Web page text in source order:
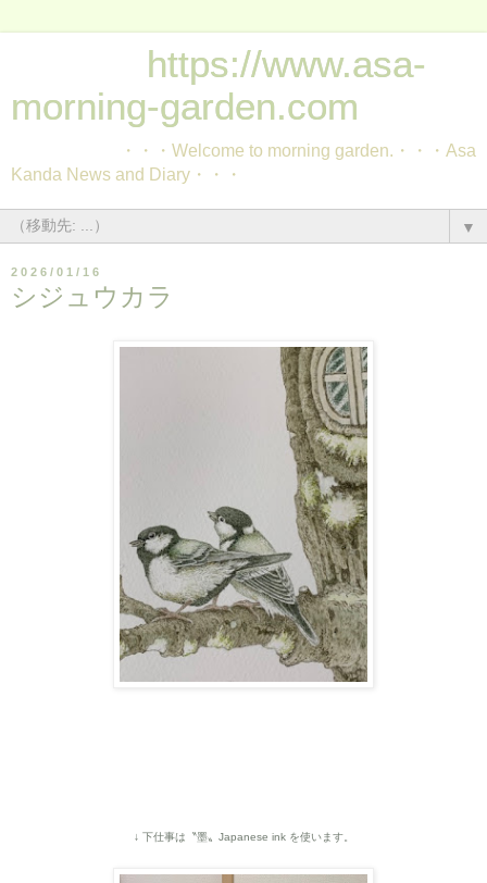
https://www.asa-
morning-garden.com
・・・Welcome to morning garden.・・・Asa
Kanda News and Diary・・・
▼
2026/01/16
シジュウカラ
↓ 下仕事は〝墨〟Japanese ink を使います。